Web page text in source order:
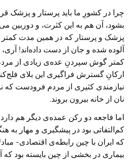
چرا در کشورِ ما باید پرستار و پزشک
بشود، آن هم به این کثرت، و دوربین
پزشک و پرستار که در همین مدت کمتر
آلوده شده و جان از دست داده‌اند!
کمتر گوش سپردنِ عده‌ی زیادی از مردم
ارکانِ گسترش فراگیری این بلای
نیازمندی کثیری از مردم فرودست که
نان از خانه بیرون بروند.
اما فاجعه دو رکن عمده‌ی دیگر هم
کم‌التفاتی بود در پیشگیری و مهار به
که ایران با چین رابطه‌ی اقتصادی-
بیماری در بخشی از چین بایسته بود که